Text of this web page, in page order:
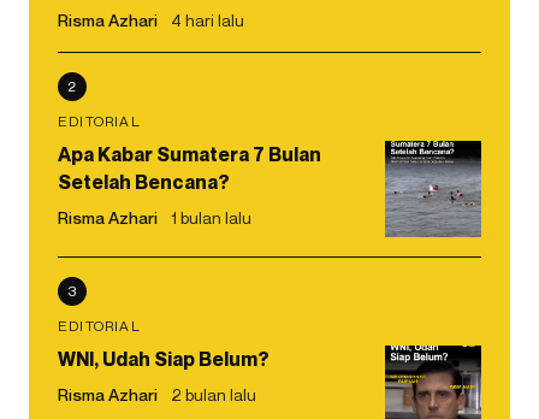
Risma Azhari 4 hari lalu
2
EDITORIAL
Apa Kabar Sumatera 7 Bulan
Setelah Bencana?
Risma Azhari 1 bulan lalu
3
EDITORIAL
WNI, Udah Siap Belum?
Risma Azhari 2 bulan lalu